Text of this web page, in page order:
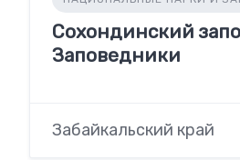
Сохондинский
Заповедники
Забайкальский край